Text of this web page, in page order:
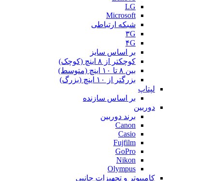
LG
Microsoft
شبکه ارتباطی
۳G
۴G
بر اساس سایز
کوچکتر از ۸ اینچ (کوچک)
بین ۸ تا ۱۰ اینچ (متوسط)
بزرگتر از ۱۰ اینچ (بزرگ)
لپتاپ
بر اساس سازنده
دوربین
برند دوربین
Canon
Casio
Fujfilm
GoPro
Nikon
Olympus
کامپیوتر و تجهیزات جانبی